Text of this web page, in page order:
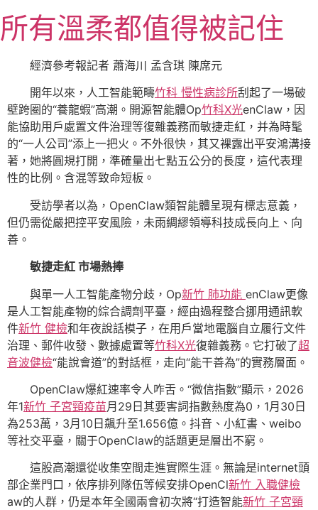
至
主所有溫柔都值得被記住
經濟參考報記者 蕭海川 孟含琪 陳席元
開年以來，人工智能範疇竹科 慢性病診所刮起了一場破
壁跨圈的“養龍蝦”高潮。開源智能體Op竹科X光enClaw，因
能協助用戶處置文件治理等復雜義務而敏捷走紅，并為時髦
的“一人公司”添上一把火。不外很快，其又裸露出平安鴻溝接
著，她將圓規打開，準確量出七點五公分的長度，這代表理
性的比例。含混等致命短板。
受訪學者以為，OpenClaw類智能體呈現有標志意義，
但仍需從嚴把控平安風險，未雨綢繆領導科技成長向上、向
善。
敏捷走紅 市場熱捧
與單一人工智能產物分歧，Op新竹 肺功能 enClaw更像
是人工智能產物的綜合調劑平臺，經由過程整合挪用通訊軟
件新竹 健檢和年夜說話模子，在用戶當地電腦自立履行文件
治理、郵件收發、數據處置等竹科X光復雜義務。它打破了超
音波健檢“能說會道”的對話框，走向“能干善為”的實務層面。
OpenClaw爆紅速率令人咋舌。“微信指數”顯示，2026
年1新竹 子宮頸疫苗月29日其要害詞指數熱度為0，1月30日
為253萬，3月10日飆升至1.656億。抖音、小紅書、weibo
等社交平臺，關于OpenClaw的話題更是層出不窮。
這股高潮還從收集空間走進實際生涯。無論是internet頭
部企業門口，依序排列隊伍等候安排OpenCl新竹 入職健檢
aw的人群，仍是本年全國兩會初次將“打造智能新竹 子宮頸